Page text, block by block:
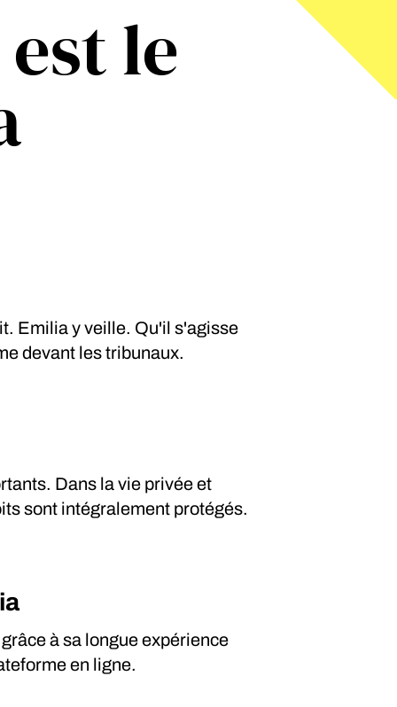
le
Emilia y veille. Qu'il s'agisse
devant les tribunaux.
Dans la vie privée et
sont intégralement protégés.
à sa longue expérience
en ligne.